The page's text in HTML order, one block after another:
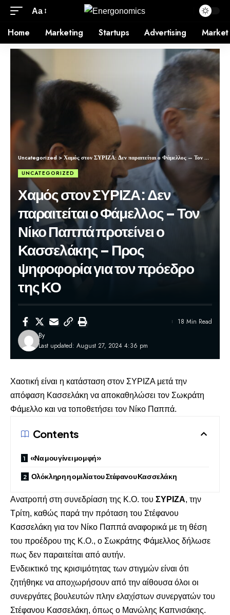
Aa
Home Marketing Startups Advertising Market
Uncategorized >Χαμός στον ΣΥΡΙΖΑ: Δεν παραιτείται ο Φάμελλος – Τον Νίκο Παππά προτείνει ο Κασσελάκης – Προς ψηφοφορία για τον πρόεδρο της ΚΟ
UNCATEGORIZED
Χαμός στον ΣΥΡΙΖΑ: Δεν
παραιτείται ο Φάμελλος – Τον
Νίκο Παππά προτείνει ο
Κασσελάκης – Προς
ψηφοφορία για τον πρόεδρο
της ΚΟ
Last updated: August 27, 2024 4:36 pm
By
18 Min Read
Χαοτική είναι η κατάσταση στον ΣΥΡΙΖΑ μετά την
απόφαση Κασσελάκη να αποκαθηλώσει τον Σωκράτη
Φάμελλο και να τοποθετήσει τον Νίκο Παππά.
Contents
«Να μου γίνει μομφή»
Ολόκληρη η ομιλία του Στέφανου Κασσελάκη
Ανατροπή στη συνεδρίαση της Κ.Ο. του ΣΥΡΙΖΑ, την
Τρίτη, καθώς παρά την πρόταση του Στέφανου
Κασσελάκη για τον Νίκο Παππά αναφορικά με τη θέση
του προέδρου της Κ.Ο., ο Σωκράτης Φάμελλος δήλωσε
πως δεν παραιτείται από αυτήν.
Ενδεικτικό της κρισιμότητας των στιγμών είναι ότι
ζητήθηκε να αποχωρήσουν από την αίθουσα όλοι οι
συνεργάτες βουλευτών πλην ελαχίστων συνεργατών του
Στέφανου Κασσελάκη, όπως ο Μανώλης Καπνισάκης.